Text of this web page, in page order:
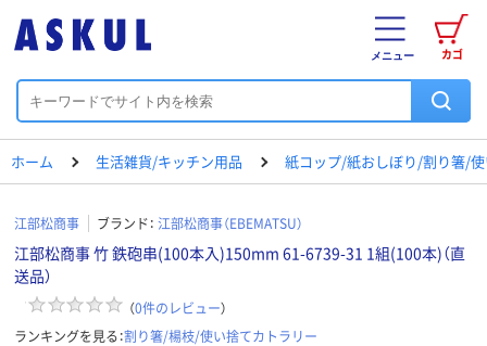
カゴ
メニュー
ホーム 生活雑貨/キッチン用品 紙コップ/紙おしぼり/割り箸/
江部松商事 ブランド： 江部松商事（EBEMATSU）
江部松商事 竹 鉄砲串(100本入)150mm 61-6739-31 1組(100本)（直
送品）
（0件のレビュー）
ランキングを見る：割り箸/楊枝/使い捨てカトラリー